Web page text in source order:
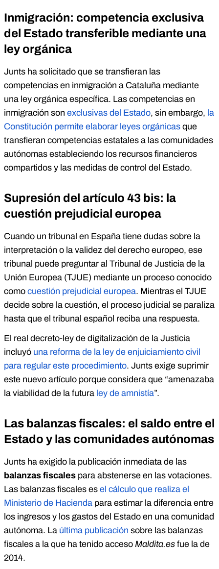
Inmigración: competencia exclusiva
del Estado transferible mediante una
ley orgánica
Junts ha solicitado que se transfieran las
competencias en inmigración a Cataluña mediante
una ley orgánica específica. Las competencias en
inmigración son exclusivas del Estado, sin embargo, la
Constitución permite elaborar leyes orgánicas que
transfieran competencias estatales a las comunidades
autónomas estableciendo los recursos financieros
compartidos y las medidas de control del Estado.
Supresión del artículo 43 bis: la
cuestión prejudicial europea
Cuando un tribunal en España tiene dudas sobre la
interpretación o la validez del derecho europeo, ese
tribunal puede preguntar al Tribunal de Justicia de la
Unión Europea (TJUE) mediante un proceso conocido
como cuestión prejudicial europea. Mientras el TJUE
decide sobre la cuestión, el proceso judicial se paraliza
hasta que el tribunal español reciba una respuesta.
El real decreto-ley de digitalización de la Justicia
incluyó una reforma de la ley de enjuiciamiento civil
para regular este procedimiento. Junts exige suprimir
este nuevo artículo porque considera que “amenazaba
la viabilidad de la futura ley de amnistía”.
Las balanzas fiscales: el saldo entre el
Estado y las comunidades autónomas
Junts ha exigido la publicación inmediata de las
balanzas fiscales para abstenerse en las votaciones.
Las balanzas fiscales es el cálculo que realiza el
Ministerio de Hacienda para estimar la diferencia entre
los ingresos y los gastos del Estado en una comunidad
autónoma. La última publicación sobre las balanzas
fiscales a la que ha tenido acceso Maldita.es fue la de
2014.